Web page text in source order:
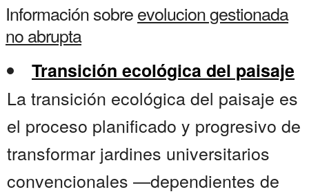
Información sobreevolucion gestionada
no abrupta
Transición ecológica del paisaje
La transición ecológica del paisaje es
el proceso planificado y progresivo de
transformar jardines universitarios
convencionales —dependientes de